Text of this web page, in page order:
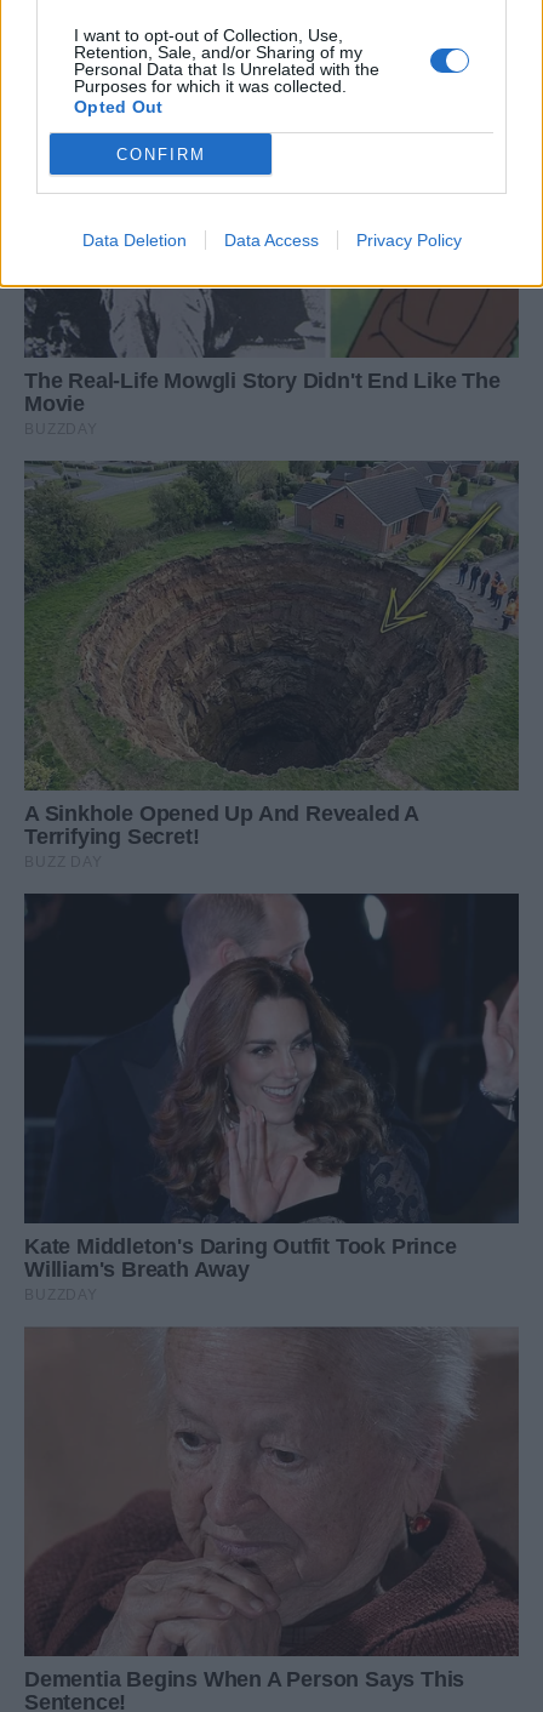
I want to opt-out of Collection, Use,
Retention, Sale, and/or Sharing of my
Personal Data that Is Unrelated with the
Purposes for which it was collected.
Opted Out
CONFIRM
Data Deletion Data Access Privacy Policy